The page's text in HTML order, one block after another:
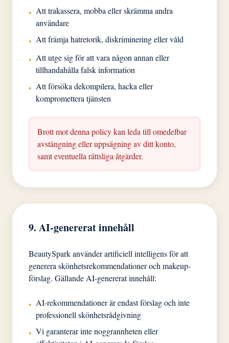
• Att trakassera, mobba eller skrämma andra
användare
• Att främja hatretorik, diskriminering eller våld
• Att utge sig för att vara någon annan eller
tillhandahålla falsk information
• Att försöka dekompilera, hacka eller
kompromettera tjänsten
Brott mot denna policy kan leda till omedelbar
avstängning eller uppsägning av ditt konto,
samt eventuella rättsliga åtgärder.
9. AI-genererat innehåll
BeautySpark använder artificiell intelligens för att
generera skönhetsrekommendationer och makeup-
förslag. Gällande AI-genererat innehåll:
• AI-rekommendationer är endast förslag och inte
professionell skönhetsrådgivning
• Vi garanterar inte noggrannheten eller